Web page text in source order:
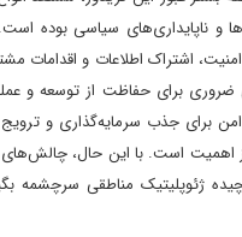
و ناپایداری‌های سیاسی بوده
اشتراک اطلاعات و اقدامات
ضروری برای حفاظت از توسعه و
برای جذب سرمایه‌گذاری و
اهمیت است. با این حال،
ژئوپلیتیک مناطقی سرچشمه